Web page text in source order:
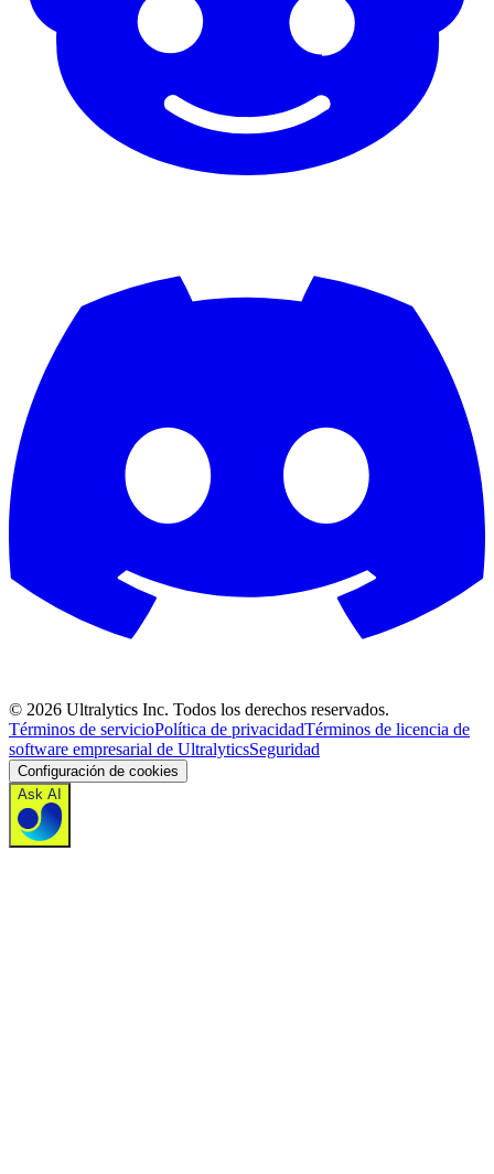
© 2026 Ultralytics Inc. Todos los derechos reservados.
Términos de servicioPolítica de privacidadTérminos de licencia de
software empresarial de UltralyticsSeguridad
Configuración de cookies
Ask AI